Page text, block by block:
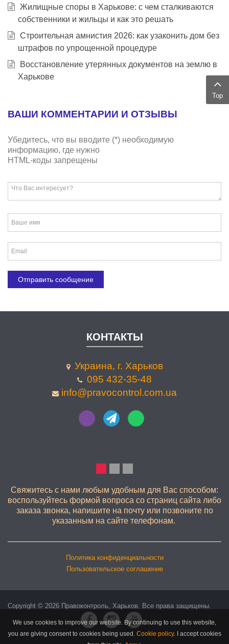
Жилищные споры в Харькове: с чем сталкиваются
собственники и жильцы и как это решать
Строительная амнистия 2026: как узаконить дом без
штрафов по упрощенной процедуре
Восстановление утерянных документов на землю в
Харькове
ВАШИ КОММЕНТАРИИ И ОТЗЫВЫ
Убедитесь, что вы вводите (*) необходимую
информацию, где нужно
HTML-коды запрещены
КОНТАКТЫ
Украина, г. Харьков
095 432-35-48
info@pravocontrol.com.ua
Свяжитесь с нами любым удобным для Вас способом:
воспользуйтесь формой вопроса со страниц сайта либо
заказа звонка, напишите на почту или позвоните по
указанным на сайте телефонам.
Политика конфиденциальности
Пользовательское соглашение
Copyright © 2026 Правоконтроль, Харьков. Все права защищены.
Top
We use cookies to improve our website. By continuing to use this website,
you are giving consent to cookies being used. Cookie policy.I accept cookies